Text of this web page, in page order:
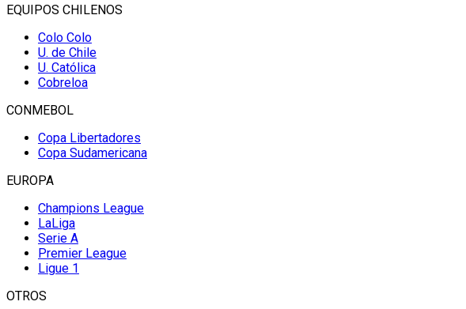
EQUIPOS CHILENOS
Colo Colo
U. de Chile
U. Católica
Cobreloa
CONMEBOL
Copa Libertadores
Copa Sudamericana
EUROPA
Champions League
LaLiga
Serie A
Premier League
Ligue 1
OTROS